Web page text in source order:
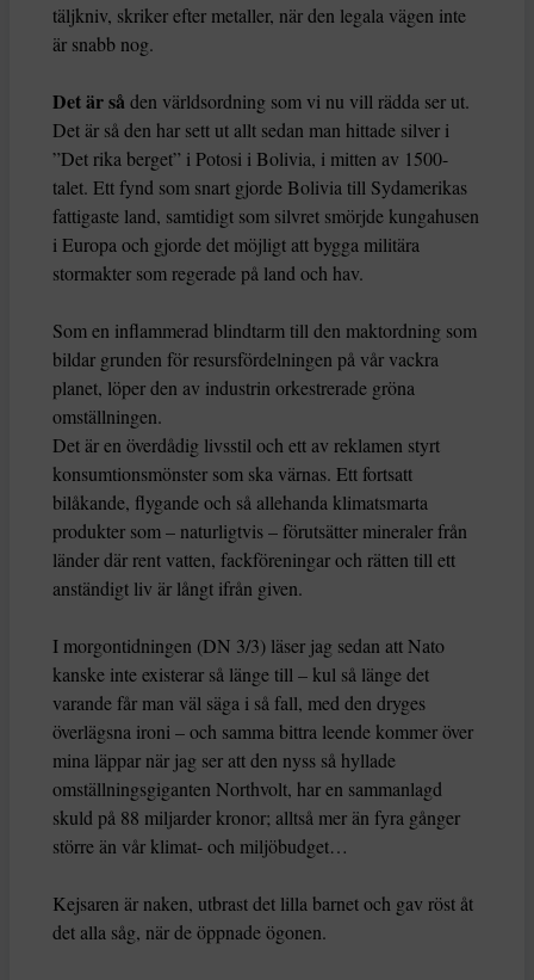
täljkniv, skriker efter metaller, när den legala vägen inte
är snabb nog.
Det är såden världsordning som vi nu vill rädda ser ut.
Det är så den har sett ut allt sedan man hittade silver i
”Det rika berget” i Potosi i Bolivia, i mitten av 1500-
talet. Ett fynd som snart gjorde Bolivia till Sydamerikas
fattigaste land, samtidigt som silvret smörjde kungahusen
i Europa och gjorde det möjligt att bygga militära
stormakter som regerade på land och hav.
Som en inflammerad blindtarm till den maktordning som
bildar grunden för resursfördelningen på vår vackra
planet, löper den av industrin orkestrerade gröna
omställningen.
Det är en överdådig livsstil och ett av reklamen styrt
konsumtionsmönster som ska värnas. Ett fortsatt
bilåkande, flygande och så allehanda klimatsmarta
produkter som – naturligtvis – förutsätter mineraler från
länder där rent vatten, fackföreningar och rätten till ett
anständigt liv är långt ifrån given.
I morgontidningen (DN 3/3) läser jag sedan att Nato
kanske inte existerar så länge till – kul så länge det
varande får man väl säga i så fall, med den dryges
överlägsna ironi – och samma bittra leende kommer över
mina läppar när jag ser att den nyss så hyllade
omställningsgiganten Northvolt, har en sammanlagd
skuld på 88 miljarder kronor; alltså mer än fyra gånger
större än vår klimat- och miljöbudget…
Kejsaren är naken, utbrast det lilla barnet och gav röst åt
det alla såg, när de öppnade ögonen.